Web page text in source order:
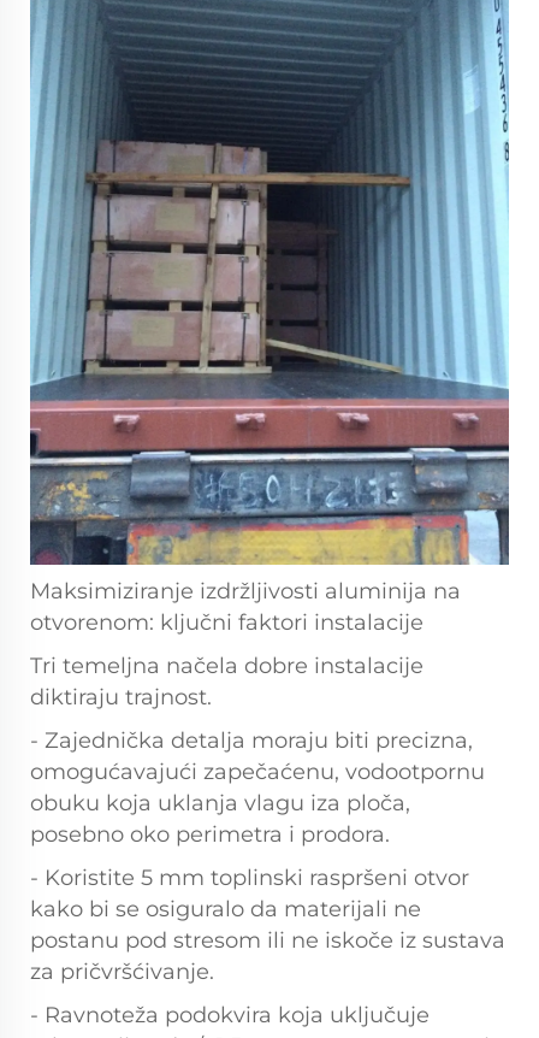
Maksimiziranje izdržljivosti aluminija na
otvorenom: ključni faktori instalacije
Tri temeljna načela dobre instalacije
diktiraju trajnost.
- Zajednička detalja moraju biti precizna,
omogućavajući zapečaćenu, vodootpornu
obuku koja uklanja vlagu iza ploča,
posebno oko perimetra i prodora.
- Koristite 5 mm toplinski raspršeni otvor
kako bi se osiguralo da materijali ne
postanu pod stresom ili ne iskoče iz sustava
za pričvršćivanje.
- Ravnoteža podokvira koja uključuje